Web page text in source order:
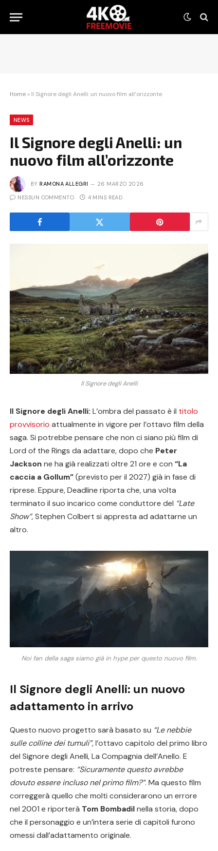
Home » Il Signore degli Anelli: un nuovo film all’orizzonte
NEWS
Il Signore degli Anelli: un
nuovo film all’orizzonte
BY RAMONA ALLEGRI 26 MARZO 2026
NESSUN COMMENTO 4 MINS READ
Il Signore degli Anelli
Il Signore degli Anelli: L’ombra del passato è il titolo
provvisorio attualmente in vigore per l’ottavo film della
saga. Si potrebbe pensare che non ci siano più film di
Lord of the Rings da adattare, dopo che Peter
Jackson ne ha già realizzati oltre 21 ore e con “La
caccia a Gollum”(previsto per il 2027) già in fase di
riprese. Eppure, Deadline riporta che, una volta
terminato il suo incarico come conduttore del “Late
Show”, Stephen Colbert si appresta ad adattarne un
altro.
Noi fan della saga siamo già in hype per questo nuovo film.
Il Signore degli Anelli: un nuovo
adattamento in arrivo
Questo nuovo progetto sarà basato su “Le nebbie
sulle colline dei tumuli”, l’ottavo capitolo del primo libro
del Signore degli Anelli, La Compagnia dell’Anello. E
potreste pensare: “Sicuramente questo avrebbe
dovuto essere incluso nel primo film?”. Ma questo film
correggerà quello che molti considerarono un errore
nel 2001 e riporterà Tom Bombadilnella storia, dopo
che il personaggio e un’intera serie di capitoli furono
omessi dall’adattamento originale.